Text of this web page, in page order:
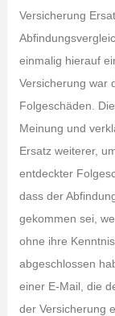
Versicherung
einmalig hierauf
Versicherung war
Folgeschäden.
Meinung und
Ersatz weiterer,
entdeckter
dass der
gekommen sei,
ohne ihre
abgeschlossen
einer E-Mail, die
der Versicherung